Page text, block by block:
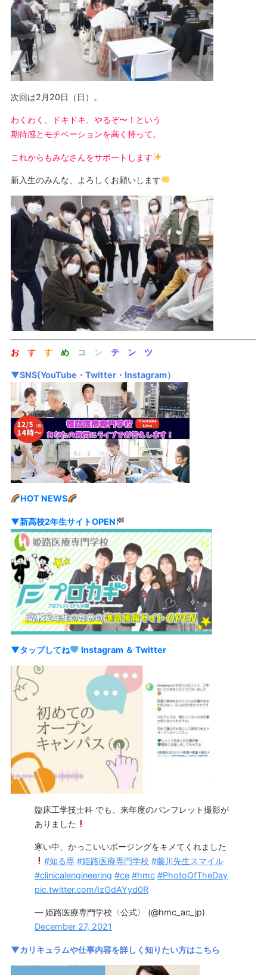
次回は2月20日（日）。
わくわく、ドキドキ、やるぞ〜！という
期待感とモチベーションを高く持って。
これからもみなさんをサポートします
新入生のみんな、よろしくお願いします
お す すめ コ ン テ ン ツ
▼SNS(YouTube・Twitter・Instagram）
HOT NEWS
▼新高校2年生サイトOPEN
▼タップしてね Instagram ＆ Twitter
臨床工学技士科 でも、来年度のパンフレット撮影が
ありました
寒い中、かっこいいポージングをキメてくれました
#知る専 #姫路医療専門学校 #藤川先生スマイル
#clinicalengineering #ce #hmc #PhotoOfTheDay
pic.twitter.com/IzGdAYyd0R
— 姫路医療専門学校〈公式〉 (@hmc_ac_jp)
December 27, 2021
▼カリキュラムや仕事内容を詳しく知りたい方はこちら